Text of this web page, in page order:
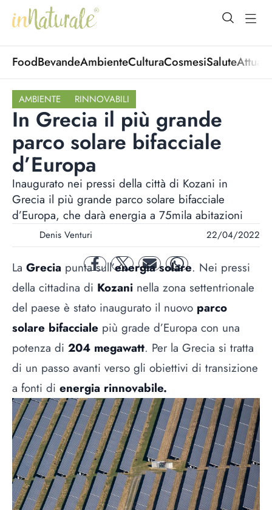
open
FoodBevandeAmbienteCulturaCosmesiSalute
AMBIENTE RINNOVABILI
In Grecia il più grande
parco solare bifacciale
d’Europa
Inaugurato nei pressi della città di Kozani in
Grecia il più grande parco solare bifacciale
d’Europa, che darà energia a 75mila abitazioni
Denis Venturi 22/04/2022
facebooktwitter mail whatsapp
La Grecia punta sull’energia solare. Nei pressi
della cittadina di Kozani nella zona settentrionale
del paese è stato inaugurato il nuovo parco
solare bifacciale più grade d’Europa con una
potenza di 204 megawatt. Per la Grecia si tratta
di un passo avanti verso gli obiettivi di transizione
a fonti di energia rinnovabile.